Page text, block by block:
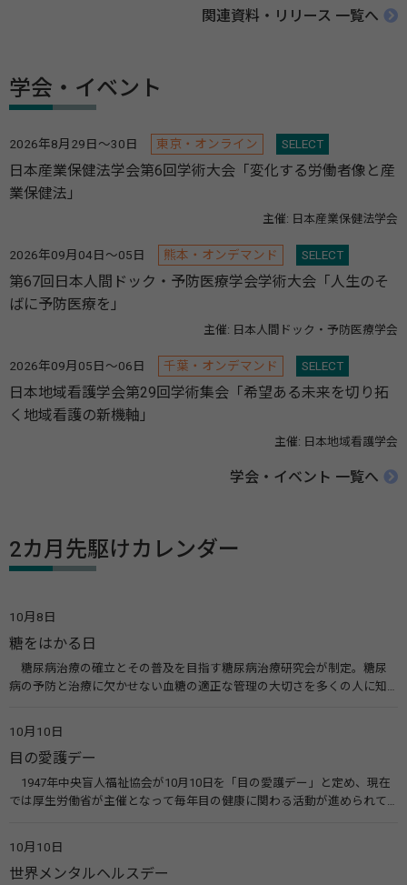
関連資料・リリース 一覧へ
学会・イベント
2026年8月29日～30日 東京・オンライン SELECT
日本産業保健法学会第6回学術大会「変化する労働者像と産
業保健法」
主催: 日本産業保健法学会
2026年09月04日～05日 熊本・オンデマンド SELECT
第67回日本人間ドック・予防医療学会学術大会「人生のそ
ばに予防医療を」
主催: 日本人間ドック・予防医療学会
2026年09月05日～06日 千葉・オンデマンド SELECT
日本地域看護学会第29回学術集会「希望ある未来を切り拓
く地域看護の新機軸」
主催: 日本地域看護学会
学会・イベント 一覧へ
2カ月先駆けカレンダー
10月8日
糖をはかる日
糖尿病治療の確立とその普及を目指す糖尿病治療研究会が制定。糖尿
病の予防と治療に欠かせない血糖の適正な管理の大切さを多くの人に知
療研究会） 糖尿病ネットワーク
10月10日
目の愛護デー
1947年中央盲人福祉協会が10月10日を「目の愛護デー」と定め、現在
では厚生労働省が主催となって毎年目の健康に関わる活動が進められて
会）
10月10日
世界メンタルヘルスデー